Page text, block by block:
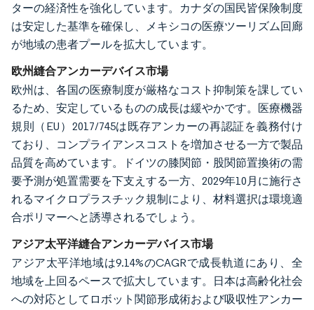
ターの経済性を強化しています。カナダの国民皆保険制度
は安定した基準を確保し、メキシコの医療ツーリズム回廊
が地域の患者プールを拡大しています。
欧州縫合アンカーデバイス市場
欧州は、各国の医療制度が厳格なコスト抑制策を課してい
るため、安定しているものの成長は緩やかです。医療機器
規則（EU）2017/745は既存アンカーの再認証を義務付け
ており、コンプライアンスコストを増加させる一方で製品
品質を高めています。ドイツの膝関節・股関節置換術の需
要予測が処置需要を下支えする一方、2029年10月に施行さ
れるマイクロプラスチック規制により、材料選択は環境適
合ポリマーへと誘導されるでしょう。
アジア太平洋縫合アンカーデバイス市場
アジア太平洋地域は9.14%のCAGRで成長軌道にあり、全
地域を上回るペースで拡大しています。日本は高齢化社会
への対応としてロボット関節形成術および吸収性アンカー